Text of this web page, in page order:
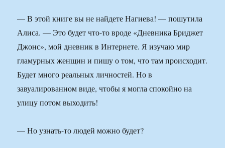
— В этой книге вы не найдете Нагиева! — пошутила
Алиса. — Это будет что-то вроде «Дневника Бриджет
Джонс», мой дневник в Интернете. Я изучаю мир
гламурных женщин и пишу о том, что там происходит.
Будет много реальных личностей. Но в
завуалированном виде, чтобы я могла спокойно на
улицу потом выходить!
— Но узнать-то людей можно будет?